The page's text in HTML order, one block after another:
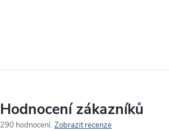
Hodnocení zákazníků
290 hodnocení Zobrazit recenze